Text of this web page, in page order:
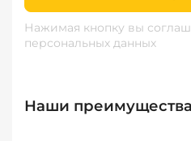
Нажимая кнопку вы
персональных данных
Наши преимущества